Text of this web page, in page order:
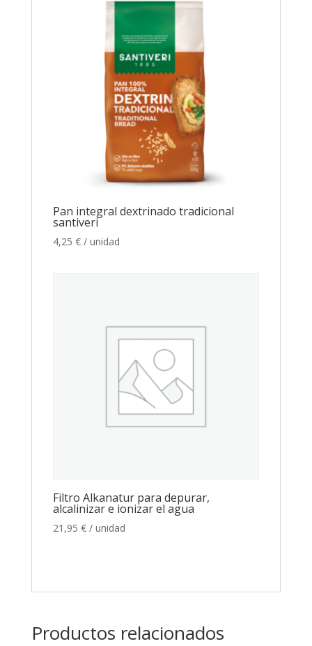
Pan integral dextrinado tradicional
santiveri
4,25 € / unidad
Filtro Alkanatur para depurar,
alcalinizar e ionizar el agua
21,95 € / unidad
Productos relacionados